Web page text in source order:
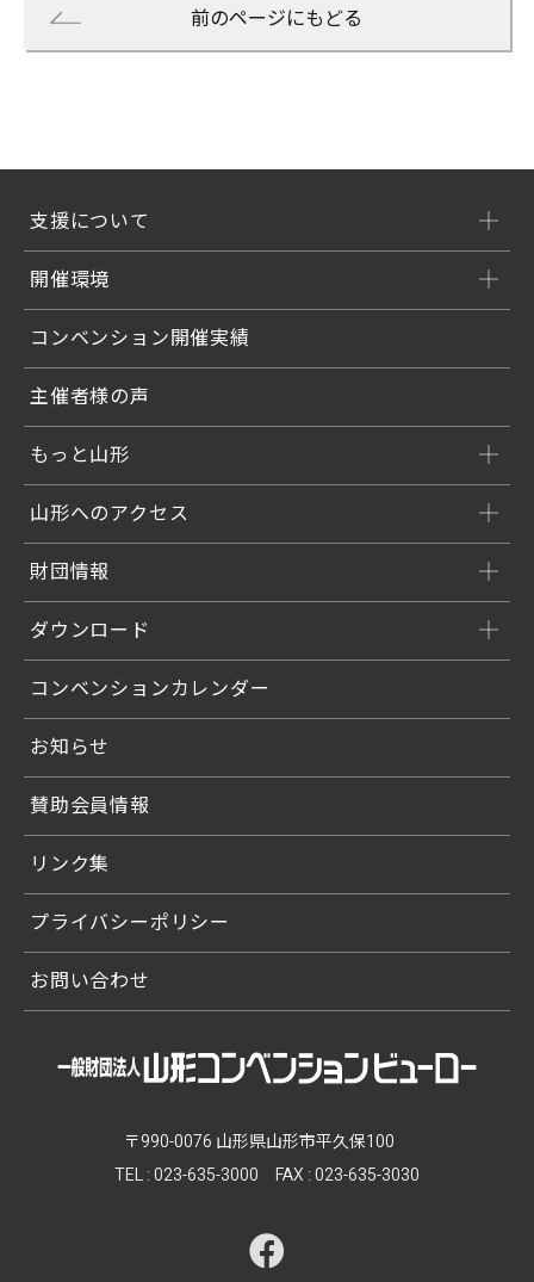
前のページにもどる
支援について
開催環境
コンベンション開催実績
主催者様の声
もっと山形
山形へのアクセス
財団情報
ダウンロード
コンベンションカレンダー
お知らせ
賛助会員情報
リンク集
プライバシーポリシー
お問い合わせ
〒990-0076 山形県山形市平久保100
TEL : 023-635-3000 FAX : 023-635-3030